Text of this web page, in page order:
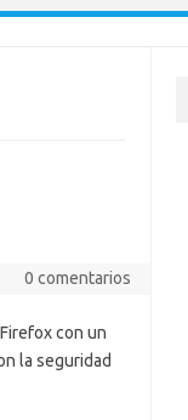
0 comentarios
con un
la seguridad